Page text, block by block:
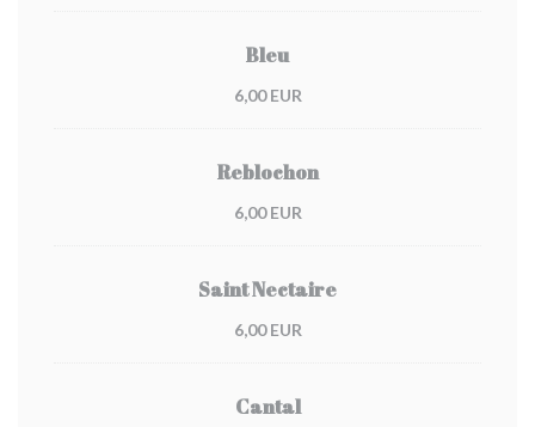
Bleu
6,00 EUR
Reblochon
6,00 EUR
Saint Nectaire
6,00 EUR
Cantal